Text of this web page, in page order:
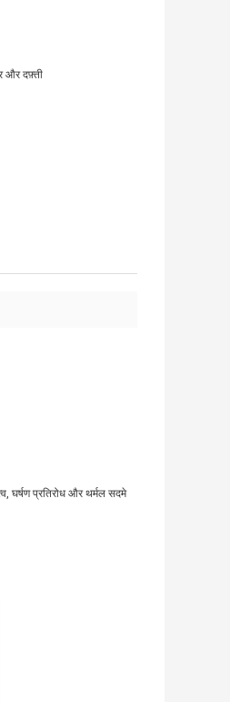
और दफ़्ती
घर्षण प्रतिरोध और थर्मल सदमे